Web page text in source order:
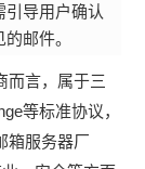
导用户确认
邮件。
而言，属于三
等标准协议，
箱服务器厂